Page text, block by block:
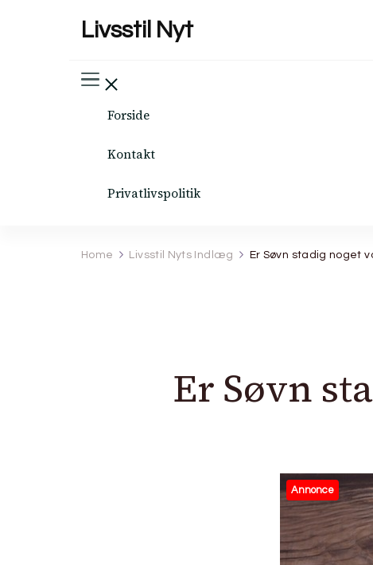
Livsstil Nyt
Forside
Kontakt
Privatlivspolitik
Home Livsstil Nyts Indlæg Er Søvn stadig noget
Er Søvn
Annonce